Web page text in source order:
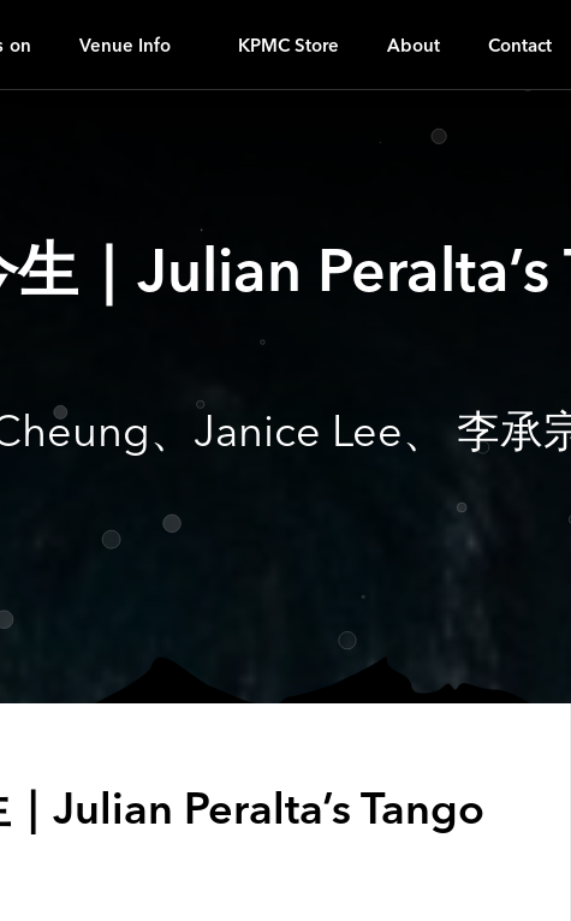
on Venue Info KPMC Store About Contact
｜Julian Peralta’s
、Janice Lee、 李承
Julian Peralta’s Tango